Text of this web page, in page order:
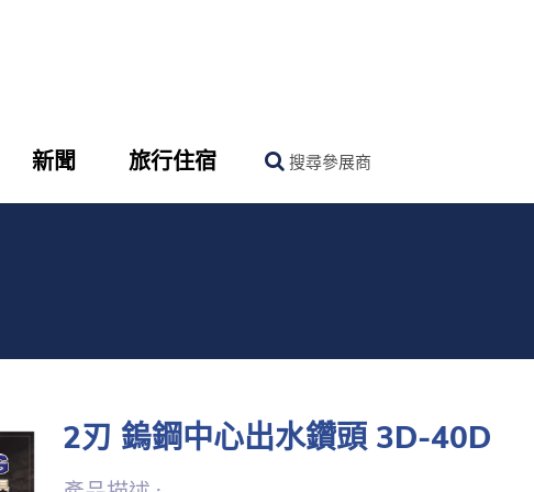
新聞 旅行住宿 搜尋參展商
2刃 鎢鋼中心出水鑽頭 3D-40D